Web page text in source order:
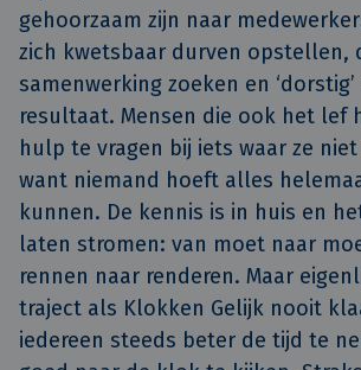
gehoorzaam zijn naar
zich kwetsbaar durven opstellen,
samenwerking zoeken en
resultaat. Mensen die ook het lef
hulp te vragen bij iets waar ze
want niemand hoeft alles
kunnen. De kennis is in huis en
laten stromen: van moet naar
rennen naar renderen. Maar
traject als Klokken Gelijk nooit
iedereen steeds beter de tijd te